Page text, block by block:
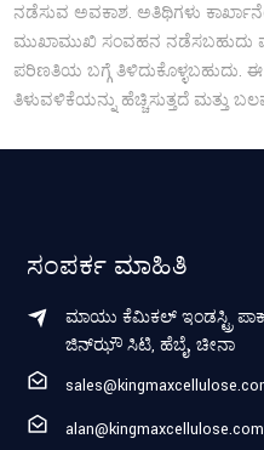
ನಡೆಸುವ ಅವಕಾಶ. ಅತಿಥಿಗಳು
ಮುಖಾಮುಖಿ ಸಂವಹನ ನಡೆಸಬಹುದು
ಪರಿಣತಿಯ ಬಗ್ಗೆ ತಿಳಿದುಕೊಳ್ಳಬಹುದು.
ತಿಳುವಳಿಕೆಯನ್ನು ಹೆಚ್ಚಿಸುತ್ತದೆ ಮತ್ತು
ಸಂಪರ್ಕ ಮಾಹಿತಿ
ಮಾಯು ಕೆಮಿಕಲ್ ಇಂಡಸ್ಟ್ರಿ
ಜಿನ್‌ಝೌ ಸಿಟಿ, ಹೆಬೈ, ಚೀನಾ
alan@kingmaxcellulose.com